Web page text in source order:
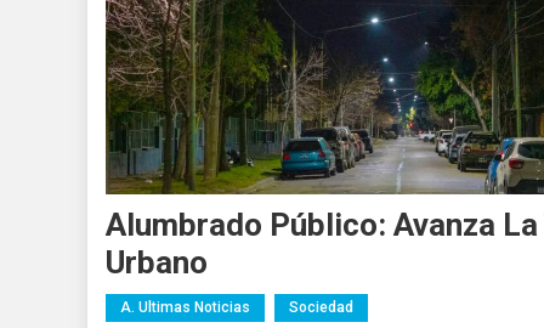
Alumbrado Público: Avanza
Urbano
A. Ultimas Noticias Sociedad